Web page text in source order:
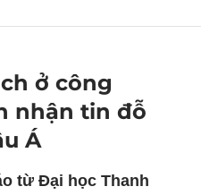
ở công
nhận tin đỗ
Á
từ Đại học Thanh